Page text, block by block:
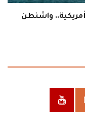
أمريكية.. واشنطن